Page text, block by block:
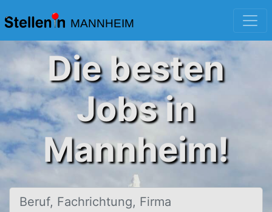
MANNHEIM
Die besten
Jobs in
Mannheim!
Beruf, Fachrichtung, Firma